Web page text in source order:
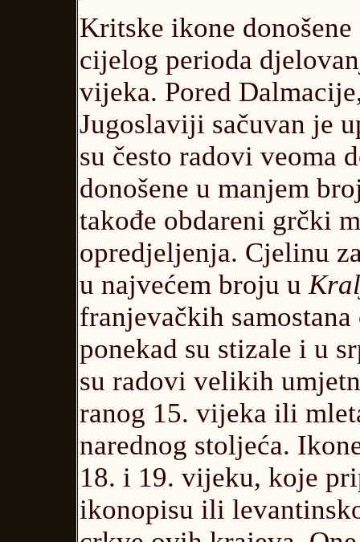
Kritske ikone
cijelog perioda
vijeka. Pored
Jugoslaviji sačuvan je
su često radovi veoma
donošene u manjem
takođe obdareni grčki
opredjeljenja. Cjelinu
u najvećem broju u
franjevačkih
ponekad su stizale i u
su radovi velikih
ranog 15. vijeka ili
narednog stoljeća.
18. i 19. vijeku, koje
ikonopisu ili